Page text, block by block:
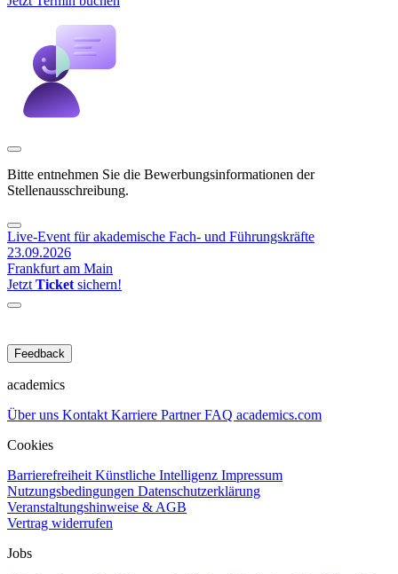
Bitte entnehmen Sie die Bewerbungsinformationen der
Stellenausschreibung.
Live-Event für akademische Fach- und Führungskräfte
23.09.2026
Frankfurt am Main
Jetzt Ticket sichern!
Feedback
academics
Über uns Kontakt Karriere PartnerFAQ academics.com
Cookies
Barrierefreiheit Künstliche Intelligenz Impressum
Nutzungsbedingungen Datenschutzerklärung
Veranstaltungshinweise & AGB
Vertrag widerrufen
Jobs